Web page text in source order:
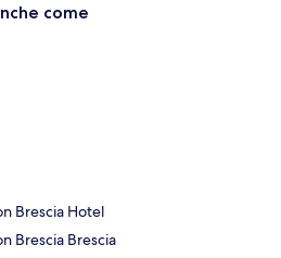
come
Brescia Hotel
Brescia Brescia